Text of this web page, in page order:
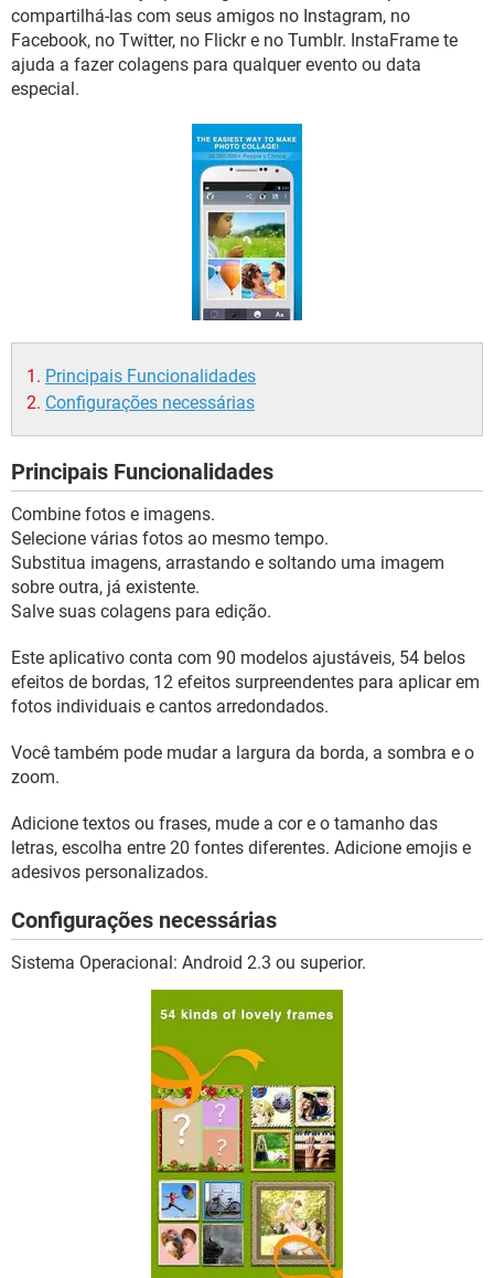
GUIA DE COMPRAS
compartilhá-las com seus amigos no Instagram, no
Facebook, no Twitter, no Flickr e no Tumblr. InstaFrame te
ajuda a fazer colagens para qualquer evento ou data
especial.
Principais Funcionalidades
Configurações necessárias
Principais Funcionalidades
Combine fotos e imagens.
Selecione várias fotos ao mesmo tempo.
Substitua imagens, arrastando e soltando uma imagem
sobre outra, já existente.
Salve suas colagens para edição.
Este aplicativo conta com 90 modelos ajustáveis, 54 belos
efeitos de bordas, 12 efeitos surpreendentes para aplicar em
fotos individuais e cantos arredondados.
Você também pode mudar a largura da borda, a sombra e o
zoom.
Adicione textos ou frases, mude a cor e o tamanho das
letras, escolha entre 20 fontes diferentes. Adicione emojis e
adesivos personalizados.
Configurações necessárias
Sistema Operacional: Android 2.3 ou superior.